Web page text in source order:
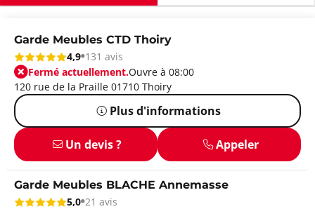
Garde Meubles CTD Thoiry
4,9 131 avis
Fermé actuellement.Ouvre à 08:00
120 rue de la Praille 01710 Thoiry
Plus d'informations
Un devis ? Appeler
Garde Meubles BLACHE Annemasse
5,0 21 avis